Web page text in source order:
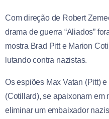
Com direção de Robert
drama de guerra “Aliados”
mostra Brad Pitt e Marion
lutando contra nazistas.
Os espiões Max Vatan (Pitt)
(Cotillard), se apaixonam em
eliminar um embaixador